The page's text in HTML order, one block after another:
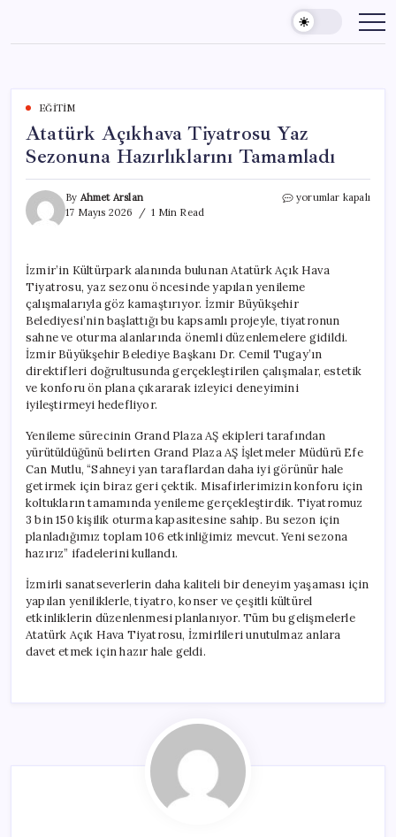
content
EĞITIM
Atatürk Açıkhava Tiyatrosu Yaz
Sezonuna Hazırlıklarını Tamamladı
By Ahmet Arslan
17 Mayıs 2026
1 Min Read
Atatürk
Hazırlıklarını
Tamamladı
için
yorumlar kapalı
İzmir’in Kültürpark alanında bulunan Atatürk Açık Hava
Tiyatrosu, yaz sezonu öncesinde yapılan yenileme
çalışmalarıyla göz kamaştırıyor. İzmir Büyükşehir
Belediyesi’nin başlattığı bu kapsamlı projeyle, tiyatronun
sahne ve oturma alanlarında önemli düzenlemelere gidildi.
İzmir Büyükşehir Belediye Başkanı Dr. Cemil Tugay’ın
direktifleri doğrultusunda gerçekleştirilen çalışmalar, estetik
ve konforu ön plana çıkararak izleyici deneyimini
iyileştirmeyi hedefliyor.
Yenileme sürecinin Grand Plaza AŞ ekipleri tarafından
yürütüldüğünü belirten Grand Plaza AŞ İşletmeler Müdürü Efe
Can Mutlu, “Sahneyi yan taraflardan daha iyi görünür hale
getirmek için biraz geri çektik. Misafirlerimizin konforu için
koltukların tamamında yenileme gerçekleştirdik. Tiyatromuz
3 bin 150 kişilik oturma kapasitesine sahip. Bu sezon için
planladığımız toplam 106 etkinliğimiz mevcut. Yeni sezona
hazırız” ifadelerini kullandı.
İzmirli sanatseverlerin daha kaliteli bir deneyim yaşaması için
yapılan yeniliklerle, tiyatro, konser ve çeşitli kültürel
etkinliklerin düzenlenmesi planlanıyor. Tüm bu gelişmelerle
Atatürk Açık Hava Tiyatrosu, İzmirlileri unutulmaz anlara
davet etmek için hazır hale geldi.